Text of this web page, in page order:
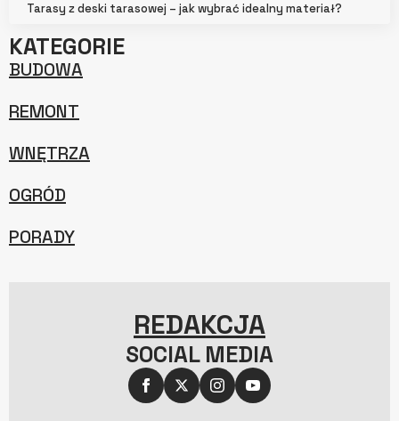
Tarasy z deski tarasowej – jak wybrać idealny materiał?
KATEGORIE
BUDOWA
REMONT
WNĘTRZA
OGRÓD
PORADY
REDAKCJA
SOCIAL MEDIA